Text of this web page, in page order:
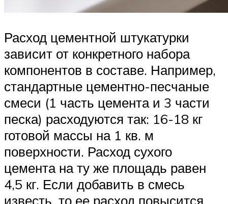
Расход цементной штукатурки
зависит от конкретного набора
компонентов в составе. Например,
стандартные цементно-песчаные
смеси (1 часть цемента и 3 части
песка) расходуются так: 16-18 кг
готовой массы на 1 кв. м
поверхности. Расход сухого
цемента на ту же площадь равен
4,5 кг. Если добавить в смесь
известь, то ее расход повысится.